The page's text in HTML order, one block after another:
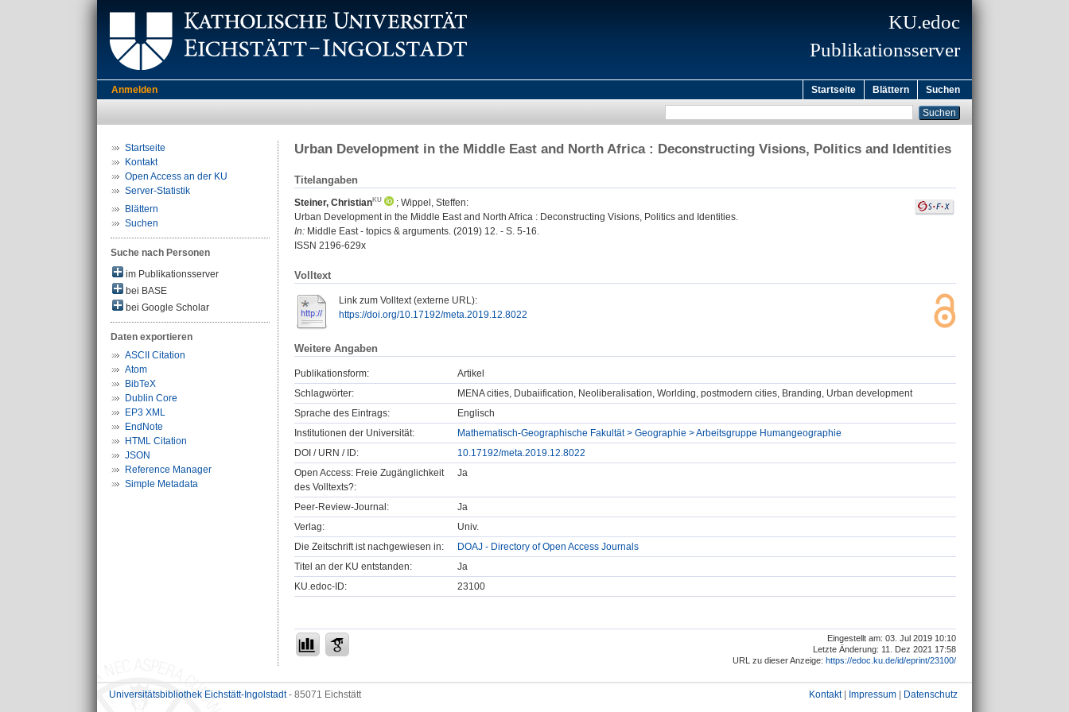
KU.edoc
Publikationsserver
Anmelden Startseite Blättern Suchen
Startseite
Kontakt
Open Access an der KU
Server-Statistik
Blättern
Suchen
Suche nach Personen
im Publikationsserver
bei BASE
bei Google Scholar
Daten exportieren
ASCII Citation
Atom
BibTeX
Dublin Core
EP3 XML
EndNote
HTML Citation
JSON
Reference Manager
Simple Metadata
Urban Development in the Middle East and North Africa : Deconstructing Visions, Politics and Identities
Titelangaben
Steiner, Christian ; Wippel, Steffen:
Urban Development in the Middle East and North Africa : Deconstructing Visions, Politics and Identities.
In: Middle East - topics & arguments. (2019) 12. - S. 5-16.
ISSN 2196-629x
Volltext
Link zum Volltext (externe URL):
https://doi.org/10.17192/meta.2019.12.8022
Weitere Angaben
Publikationsform:
Artikel
Schlagwörter:
MENA cities, Dubaiification, Neoliberalisation, Worlding, postmodern cities, Branding, Urban development
Sprache des Eintrags:
Englisch
Institutionen der Universität:
Mathematisch-Geographische Fakultät > Geographie > Arbeitsgruppe Humangeographie
DOI / URN / ID:
10.17192/meta.2019.12.8022
Open Access: Freie Zugänglichkeit
des Volltexts?:
Ja
Peer-Review-Journal:
Ja
Verlag:
Univ.
Die Zeitschrift ist nachgewiesen in:
DOAJ - Directory of Open Access Journals
Titel an der KU entstanden:
Ja
KU.edoc-ID:
23100
Eingestellt am: 03. Jul 2019 10:10
Letzte Änderung: 11. Dez 2021 17:58
URL zu dieser Anzeige: https://edoc.ku.de/id/eprint/23100/
Universitätsbibliothek Eichstätt-Ingolstadt- 85071 Eichstätt Kontakt| Impressum Datenschutz